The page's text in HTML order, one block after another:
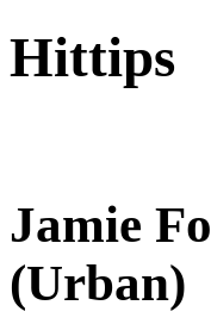
Hittips
Jamie
(Urban)